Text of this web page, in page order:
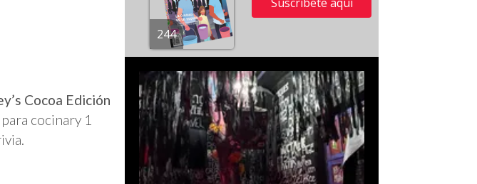
Cocoa Edición
cocinary 1
244